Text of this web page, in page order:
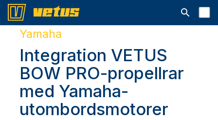
Open
Yamaha
Integration VETUS
BOW PRO-propellrar
med Yamaha-
utombordsmotorer